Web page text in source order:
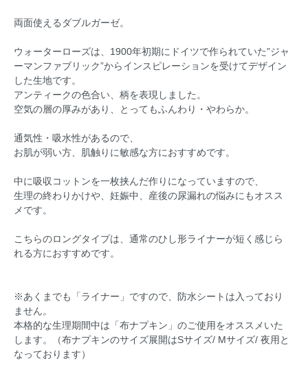
両面使えるダブルガーゼ。
ウォーターローズは、1900年初期にドイツで作られていた”ジャ
ーマンファブリック”からインスピレーションを受けてデザイン
した生地です。
アンティークの色合い、柄を表現しました。
空気の層の厚みがあり、とってもふんわり・やわらか。
通気性・吸水性があるので、
お肌が弱い方、肌触りに敏感な方におすすめです。
中に吸収コットンを一枚挟んだ作りになっていますので、
生理の終わりかけや、妊娠中、産後の尿漏れの悩みにもオスス
メです。
こちらのロングタイプは、通常のひし形ライナーが短く感じら
れる方におすすめです。
※あくまでも「ライナー」ですので、防水シートは入っており
ません。
本格的な生理期間中は「布ナプキン」のご使用をオススメいた
します。（布ナプキンのサイズ展開はSサイズ/ Mサイズ/ 夜用と
なっております）